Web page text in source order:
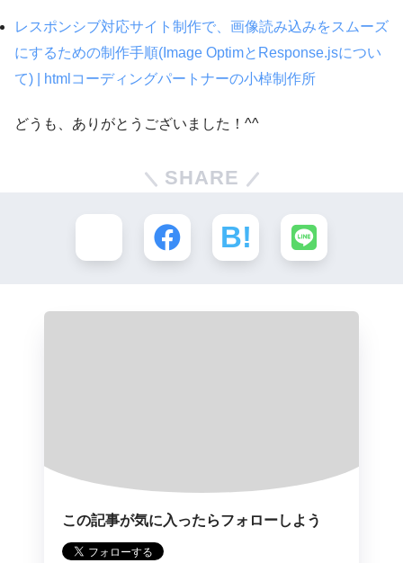
レスポンシブ対応サイト制作で、画像読み込みをスムーズ
にするための制作手順(Image OptimとResponse.jsについ
て) | htmlコーディングパートナーの小棹制作所
どうも、ありがとうございました！^^
SHARE
この記事が気に入ったらフォローしよう